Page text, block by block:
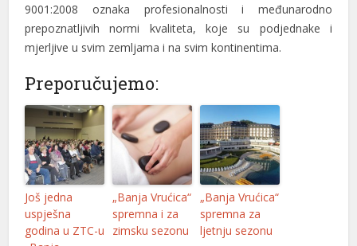
9001:2008 oznaka profesionalnosti i međunarodno
prepoznatljivih normi kvaliteta, koje su podjednake i
mjerljive u svim zemljama i na svim kontinentima.
Preporučujemo:
Još jedna
uspješna
godina u ZTC-u
„Banja Vrućica“
spremna i za
zimsku sezonu
„Banja Vrućica“
spremna za
ljetnju sezonu